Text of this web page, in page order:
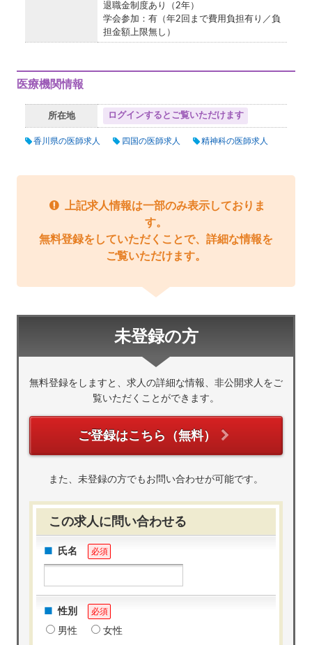
退職金制度あり（2年）
学会参加：有（年2回まで費用負担有り／負
担金額上限無し）
医療機関情報
所在地 ログインするとご覧いただけます
香川県の医師求人 四国の医師求人 精神科の医師求人
上記求人情報は一部のみ表示しておりま
す。
無料登録をしていただくことで、詳細な情報を
ご覧いただけます。
未登録の方
無料登録をしますと、求人の詳細な情報、非公開求人をご
覧いただくことができます。
ご登録はこちら（無料）
また、未登録の方でもお問い合わせが可能です。
この求人に問い合わせる
氏名 必須
性別 必須
男性 女性